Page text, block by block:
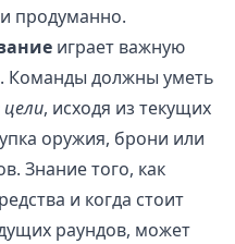
продуманно.
играет важную
Команды должны уметь
, исходя из текущих
оружия, брони или
Знание того, как
и когда стоит
раундов, может